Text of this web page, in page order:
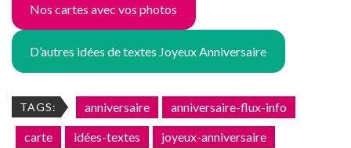
Nos cartes avec vos photos
D’autres idées de textes Joyeux Anniversaire
TAGS: anniversaire
anniversaire-flux-info
carte
idées-textes joyeux-anniversaire